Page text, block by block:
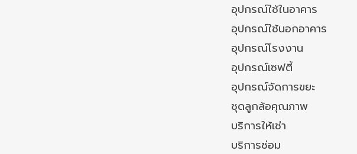
อุปกรณ์ใช้ในอาคาร
อุปกรณ์ใช้นอกอาคาร
อุปกรณ์โรงงาน
อุปกรณ์เซฟตี้
อุปกรณ์จัดการขยะ
ชุดลูกล้อคุณภาพ
บริการให้เช่า
บริการซ่อม